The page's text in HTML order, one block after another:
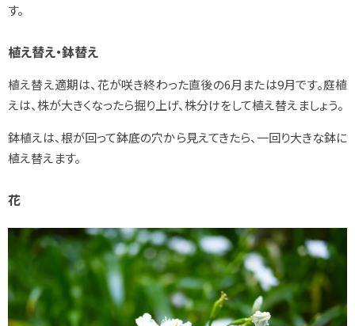
す。
植え替え・鉢替え
植え替え適期は、花が咲き終わった直後の6月または9月です。庭植
えは、株が大きくなったら掘り上げ、株分けをして植え替えましょう。
鉢植えは、根が回って鉢底の穴から見えてきたら、一回り大きな鉢に
植え替えます。
花